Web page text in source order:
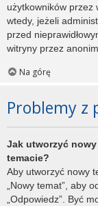
użytkowników przez
wtedy, jeżeli
przed
witryny przez
Na górę
Problemy z
Jak utworzyć
temacie?
Aby utworzyć nowy
„Nowy temat”, aby
„Odpowiedz”. Być